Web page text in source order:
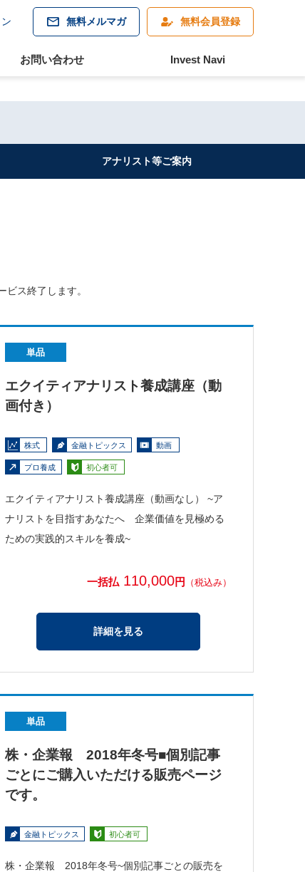
無料メルマガ 無料会員登録
お問い合わせ Invest Navi
アナリスト等ご案内
ス終了します。
単品
エクイティアナリスト養成講座（動
画付き）
株式 金融トピックス 動画
プロ養成 初心者可
エクイティアナリスト養成講座（動画なし） ~ア
ナリストを目指すあなたへ 企業価値を見極める
ための実践的スキルを養成~
一括払 110,000円 （税込み）
詳細を見る
単品
株・企業報 2018年冬号■個別記事
ごとにご購入いただける販売ページ
です。
金融トピックス 初心者可
株・企業報 2018年冬号~個別記事ごとの販売を